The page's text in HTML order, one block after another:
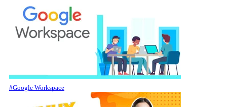
#Google Workspace